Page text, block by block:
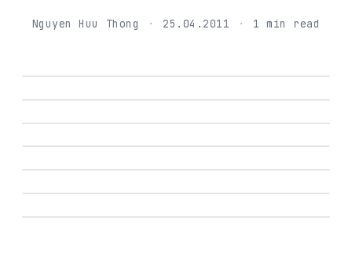
Nguyen Huu Thong · 25.04.2011 · 1 min read